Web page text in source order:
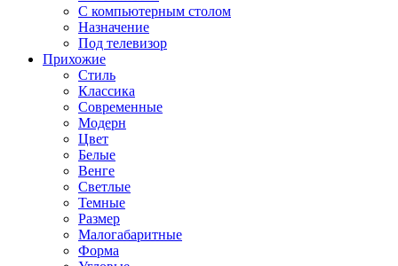
С компьютерным столом
Назначение
Под телевизор
Прихожие
Стиль
Классика
Современные
Модерн
Цвет
Белые
Венге
Светлые
Темные
Размер
Малогабаритные
Форма